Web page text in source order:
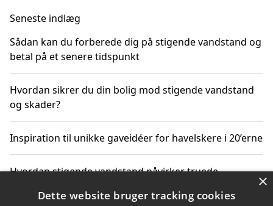
Seneste indlæg
Sådan kan du forberede dig på stigende vandstand og
betal på et senere tidspunkt
Hvordan sikrer du din bolig mod stigende vandstand
og skader?
Inspiration til unikke gaveidéer for havelskere i 20’erne
Hvordan stigende vandstand påvirker truede
×
Dette website bruger tracking cookies